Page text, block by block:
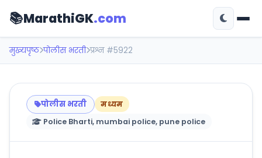
📚MarathiGK.com
मुख्यपृष्ठ पोलीस भरती प्रश्न #5922
पोलीस भरती
मध्यम
Police Bharti, mumbai police, pune police